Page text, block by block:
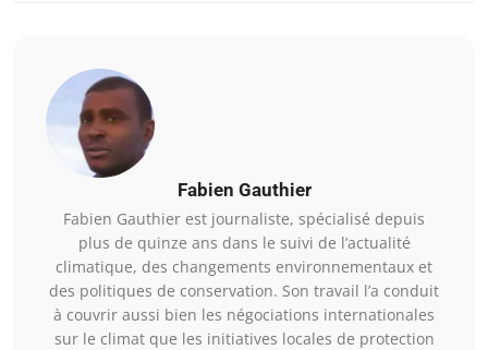
Fabien Gauthier
Fabien Gauthier est journaliste, spécialisé depuis
plus de quinze ans dans le suivi de l’actualité
climatique, des changements environnementaux et
des politiques de conservation. Son travail l’a conduit
à couvrir aussi bien les négociations internationales
sur le climat que les initiatives locales de protection